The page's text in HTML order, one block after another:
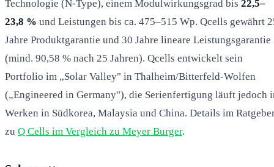
Technologie (N-Type), einem Modulwirkungsgrad bis 22,5–
23,8 % und Leistungen bis ca. 475–515 Wp. Qcells gewährt
Jahre Produktgarantie und 30 Jahre lineare Leistungsgarantie
(mind. 90,58 % nach 25 Jahren). Qcells entwickelt sein
Portfolio im „Solar Valley" in Thalheim/Bitterfeld-Wolfen
(„Engineered in Germany"), die Serienfertigung läuft jedoch
Werken in Südkorea, Malaysia und China. Details im
zu Q Cells im Vergleich zu Meyer Burger.